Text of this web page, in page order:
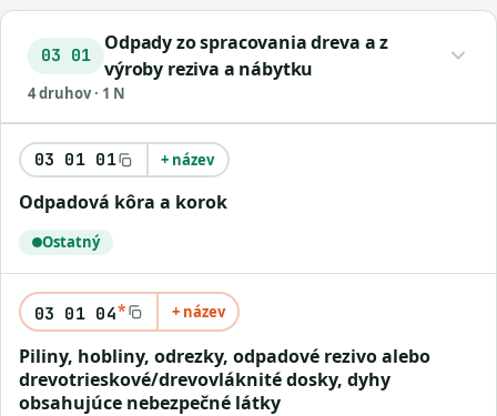
03 01
Odpady zo spracovania dreva a z
výroby reziva a nábytku
4 druhov · 1 N
03 01 01 + název
odpadová kôra a korok
Ostatný
03 01 04* + název
piliny, hobliny, odrezky, odpadové rezivo alebo
drevotrieskové/drevovláknité dosky, dyhy
obsahujúce nebezpečné látky